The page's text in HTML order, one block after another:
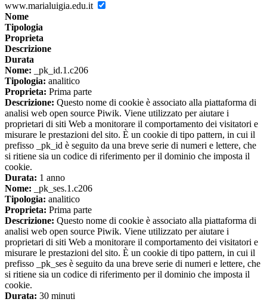
www.marialuigia.edu.it
Nome
Tipologia
Proprieta
Descrizione
Durata
Nome: _pk_id.1.c206
Tipologia: analitico
Proprieta: Prima parte
Descrizione: Questo nome di cookie è associato alla piattaforma di
analisi web open source Piwik. Viene utilizzato per aiutare i
proprietari di siti Web a monitorare il comportamento dei visitatori e
misurare le prestazioni del sito. È un cookie di tipo pattern, in cui il
prefisso _pk_id è seguito da una breve serie di numeri e lettere, che
si ritiene sia un codice di riferimento per il dominio che imposta il
cookie.
Durata: 1 anno
Nome: _pk_ses.1.c206
Tipologia: analitico
Proprieta: Prima parte
Descrizione: Questo nome di cookie è associato alla piattaforma di
analisi web open source Piwik. Viene utilizzato per aiutare i
proprietari di siti Web a monitorare il comportamento dei visitatori e
misurare le prestazioni del sito. È un cookie di tipo pattern, in cui il
prefisso _pk_ses è seguito da una breve serie di numeri e lettere, che
si ritiene sia un codice di riferimento per il dominio che imposta il
cookie.
Durata: 30 minuti